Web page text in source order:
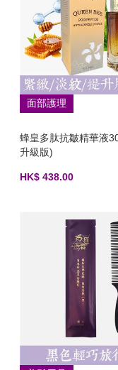
面部護理
蜂皇多肽抗皺精華液
升級版)
HK$ 438.00